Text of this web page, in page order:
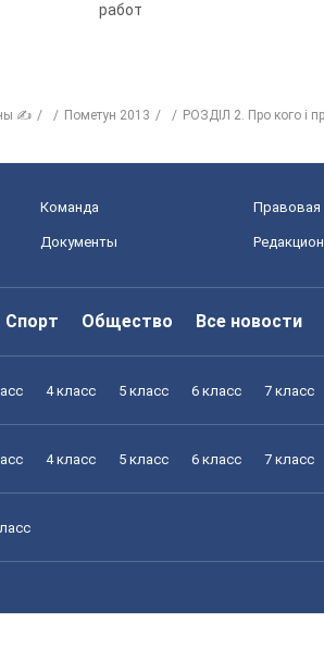
работ
✍ Пометун 2013 РОЗДІЛ 2. Про кого і
Команда Правовая
Документы
Спорт Общество Все новости
4 класс 5 класс 6 класс 7 класс
4 класс 5 класс 6 класс 7 класс